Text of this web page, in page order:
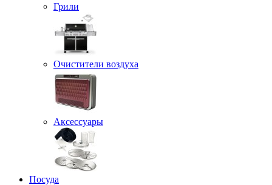
Грили
Очистители воздуха
Аксессуары
Посуда